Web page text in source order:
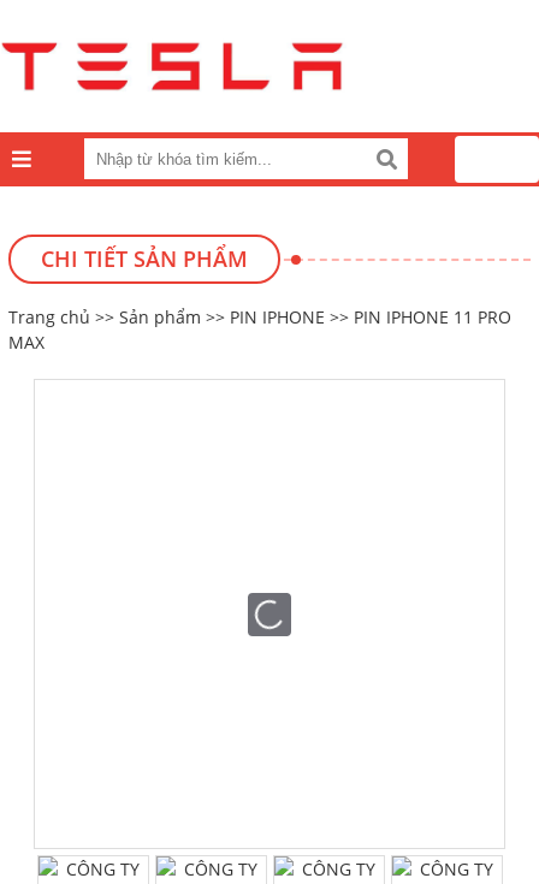
CHI TIẾT SẢN PHẨM
Trang chủ >> Sản phẩm >> PIN IPHONE >> PIN IPHONE 11 PRO
MAX